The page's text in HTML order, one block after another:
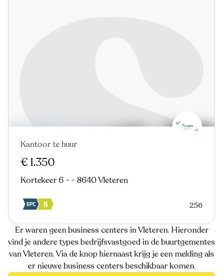
Kantoor te huur
€ 1.350
Kortekeer 6 - - 8640 Vleteren
256
Er waren geen business centers in Vleteren. Hieronder
vind je andere types bedrijfsvastgoed in de buurtgementes
van Vleteren. Via de knop hiernaast krijg je een melding als
er nieuwe business centers beschikbaar komen.